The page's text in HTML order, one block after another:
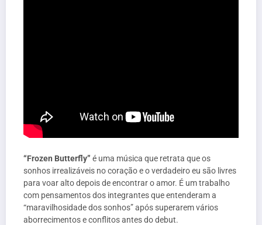
“Frozen Butterfly” é uma música que retrata que os
sonhos irrealizáveis ​​​​no coração e o verdadeiro eu são livres
para voar alto depois de encontrar o amor. É um trabalho
com pensamentos dos integrantes que entenderam a
“maravilhosidade dos sonhos” após superarem vários
aborrecimentos e conflitos antes do debut.